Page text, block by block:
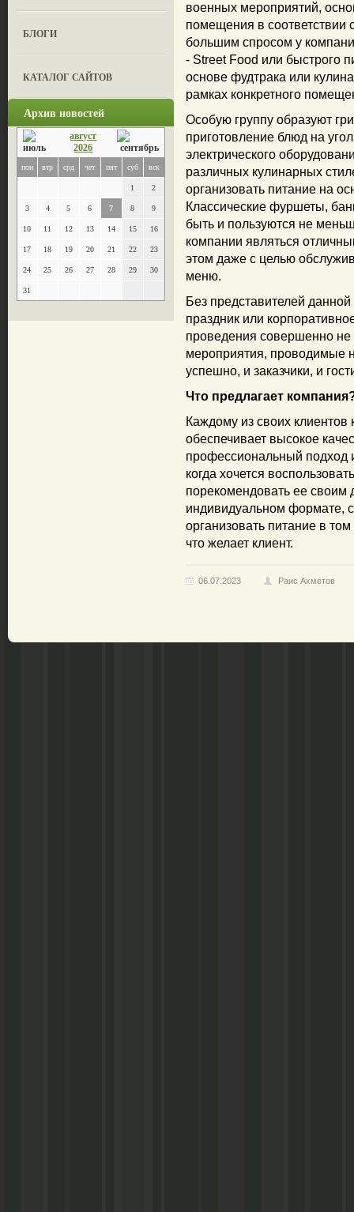
БЛОГИ
КАТАЛОГ САЙТОВ
Архив новостей
август
2026
пон втр срд чет пят суб вск
1 2
3 4 5 6 7 8 9
10 11 12 13 14 15 16
17 18 19 20 21 22 23
24 25 26 27 28 29 30
31
военных мероприятий,
помещения в соответствии
большим спросом у
- Street Food или быстрого
основе фудтрака или
рамках конкретного
Особую группу образуют
приготовление блюд на
электрического
различных кулинарных
организовать питание на
Классические фуршеты,
быть и пользуются не
компании являться
этом даже с целью
меню.
Без представителей
праздник или
проведения совершенно
мероприятия, проводимые
успешно, и заказчики, и
Что предлагает
Каждому из своих
обеспечивает высокое
профессиональный подход
когда хочется
порекомендовать ее своим
индивидуальном формате,
организовать питание в
что желает клиент.
06.07.2023 Раис Ахметов